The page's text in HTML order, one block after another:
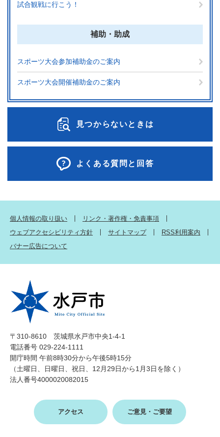
試合観戦に行こう！
補助・助成
スポーツ大会参加補助金のご案内
スポーツ大会開催補助金のご案内
見つからないときは
よくある質問と回答
個人情報の取り扱い
リンク・著作権・免責事項
ウェブアクセシビリティ方針
サイトマップ
RSS利用案内
バナー広告について
〒310-8610 茨城県水戸市中央1-4-1
電話番号 029-224-1111
開庁時間 午前8時30分から午後5時15分
（土曜日、日曜日、祝日、12月29日から1月3日を除く）
法人番号4000020082015
アクセス ご意見・ご要望